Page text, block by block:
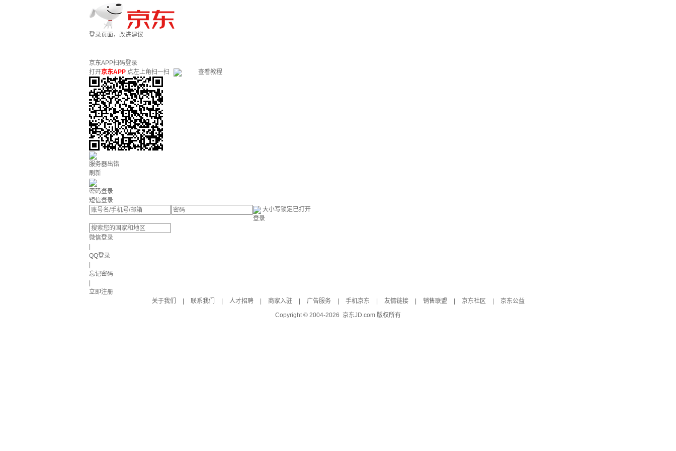
登录页面，改进建议
京东APP扫码登录
打开京东APP 点左上角扫一扫 查看教程
服务器出错
刷新
密码登录
短信登录
大小写锁定已打开
登录
微信登录
QQ登录
忘记密码
立即注册
关于我们
联系我们 人才招聘 商家入驻 广告服务 手机京东 友情链接 销售联盟 京东社区
京东公益
Copyright © 2004-2026 京东JD.com 版权所有